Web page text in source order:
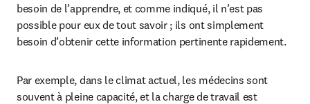
besoin de l’apprendre, et comme indiqué, il n’est pas
possible pour eux de tout savoir ; ils ont simplement
besoin d’obtenir cette information pertinente rapidement.
Par exemple, dans le climat actuel, les médecins sont
souvent à pleine capacité, et la charge de travail est